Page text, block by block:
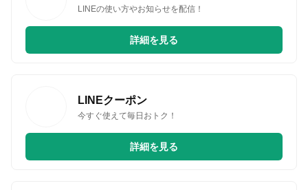
LINEの使い方やお知らせを配信！
詳細を見る
LINEクーポン
今すぐ使えて毎日おトク！
詳細を見る